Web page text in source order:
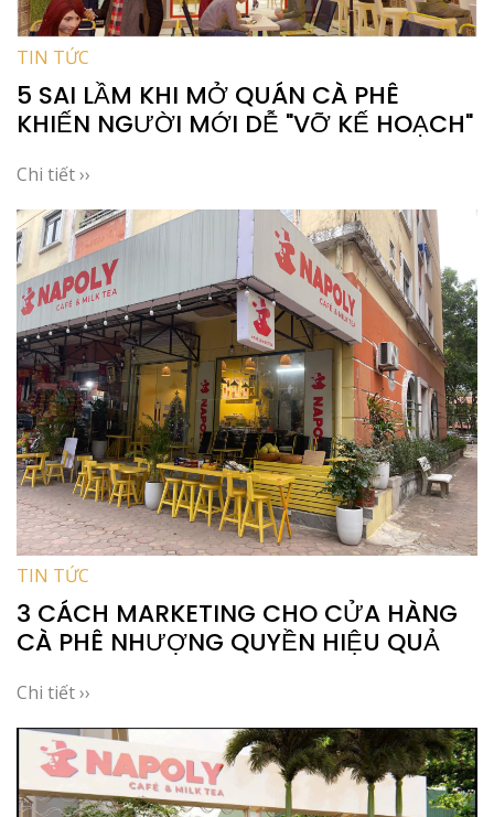
TIN TỨC
5 SAI LẦM KHI MỞ QUÁN CÀ PHÊ
KHIẾN NGƯỜI MỚI DỄ "VỠ KẾ HOẠCH"
Chi tiết ››
TIN TỨC
3 CÁCH MARKETING CHO CỬA HÀNG
CÀ PHÊ NHƯỢNG QUYỀN HIỆU QUẢ
Chi tiết ››